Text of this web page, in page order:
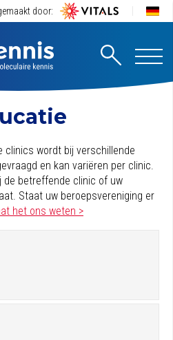
door:
clinics wordt bij verschillende
en kan variëren per clinic.
de betreffende clinic of uw
Staat uw beroepsvereniging er
het ons weten >